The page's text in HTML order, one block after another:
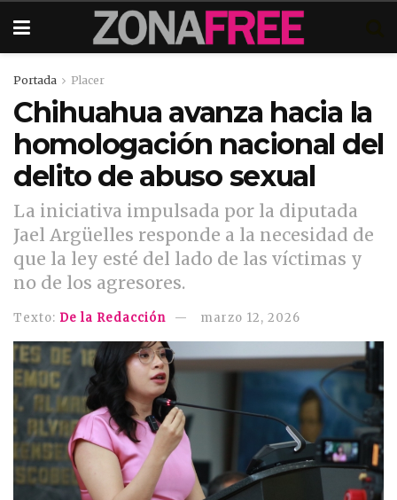
Portada Placer
Chihuahua avanza hacia la
homologación nacional del
delito de abuso sexual
La iniciativa impulsada por la diputada
Jael Argüelles responde a la necesidad de
que la ley esté del lado de las víctimas y
no de los agresores.
Texto: De la Redacción marzo 12, 2026